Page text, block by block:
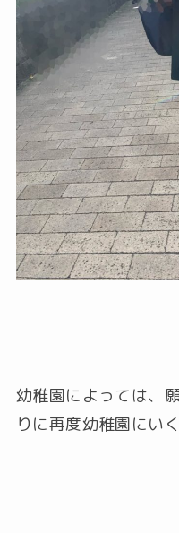
幼稚園によっては、
りに再度幼稚園にい